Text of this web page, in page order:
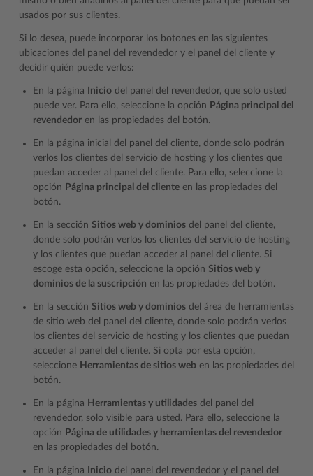
usados por sus clientes.
Si lo desea, puede incorporar los botones en las siguientes
ubicaciones del panel del revendedor y el panel del cliente y
decidir quién puede verlos:
En la página Inicio del panel del revendedor, que solo usted
puede ver. Para ello, seleccione la opción Página principal del
revendedor en las propiedades del botón.
En la página inicial del panel del cliente, donde solo podrán
verlos los clientes del servicio de hosting y los clientes que
puedan acceder al panel del cliente. Para ello, seleccione la
opción Página principal del cliente en las propiedades del
botón.
En la sección Sitios web y dominios del panel del cliente,
donde solo podrán verlos los clientes del servicio de hosting
y los clientes que puedan acceder al panel del cliente. Si
escoge esta opción, seleccione la opción Sitios web y
dominios de la suscripción en las propiedades del botón.
En la sección Sitios web y dominios del área de herramientas
de sitio web del panel del cliente, donde solo podrán verlos
los clientes del servicio de hosting y los clientes que puedan
acceder al panel del cliente. Si opta por esta opción,
seleccione Herramientas de sitios web en las propiedades del
botón.
En la página Herramientas y utilidades del panel del
revendedor, solo visible para usted. Para ello, seleccione la
opción Página de utilidades y herramientas del revendedor
en las propiedades del botón.
En la página Inicio del panel del revendedor y el panel del